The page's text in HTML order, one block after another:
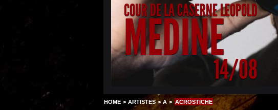
COUR DE LA CASERNE LEOPOLD
MEDINE
14/08
HOME > ARTISTES > A > ACROSTICHE